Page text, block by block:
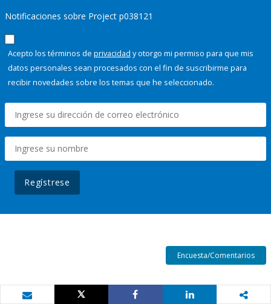
Notificaciones sobre Project p038121
Acepto los términos de privacidad y otorgo mi permiso para que mis
datos personales sean procesados con el fin de suscribirme para
recibir novedades sobre los temas que he seleccionado.
Regístrese
Encuesta/Comentarios